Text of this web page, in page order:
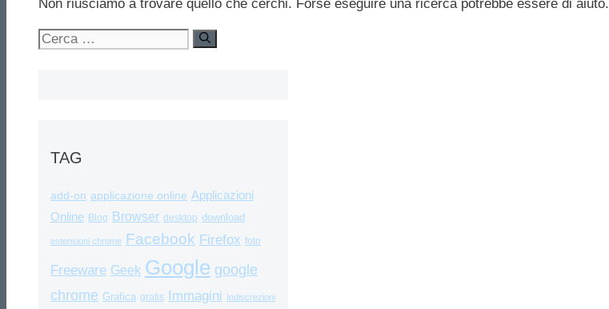
Non riusciamo a trovare quello che cerchi. Forse eseguire una ricerca potrebbe essere di aiuto.
Ricerca
TAG
add-on applicazione online Applicazioni
Online Blog Browser desktop download
estensioni chrome Facebook Firefox foto
Freeware Geek Google google
chrome Grafica gratis Immagini Indiscrezioni